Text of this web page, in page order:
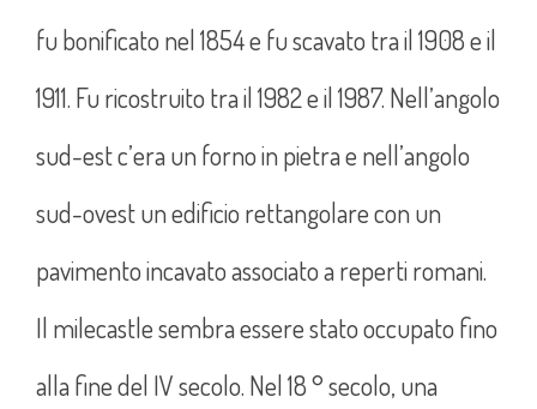
fu bonificato nel 1854 e fu scavato tra il 1908 e il
1911. Fu ricostruito tra il 1982 e il 1987. Nell’angolo
sud-est c’era un forno in pietra e nell’angolo
sud-ovest un edificio rettangolare con un
pavimento incavato associato a reperti romani.
Il milecastle sembra essere stato occupato fino
alla fine del IV secolo. Nel 18 ° secolo, una